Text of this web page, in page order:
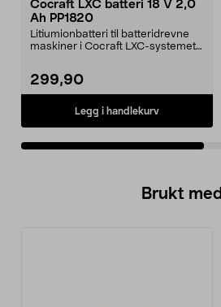
Cocraft LXC batteri 18 V 2,0
Ah PP1820
Litiumionbatteri til batteridrevne
maskiner i Cocraft LXC-systemet.
299,90
Legg i handlekurv
Brukt med